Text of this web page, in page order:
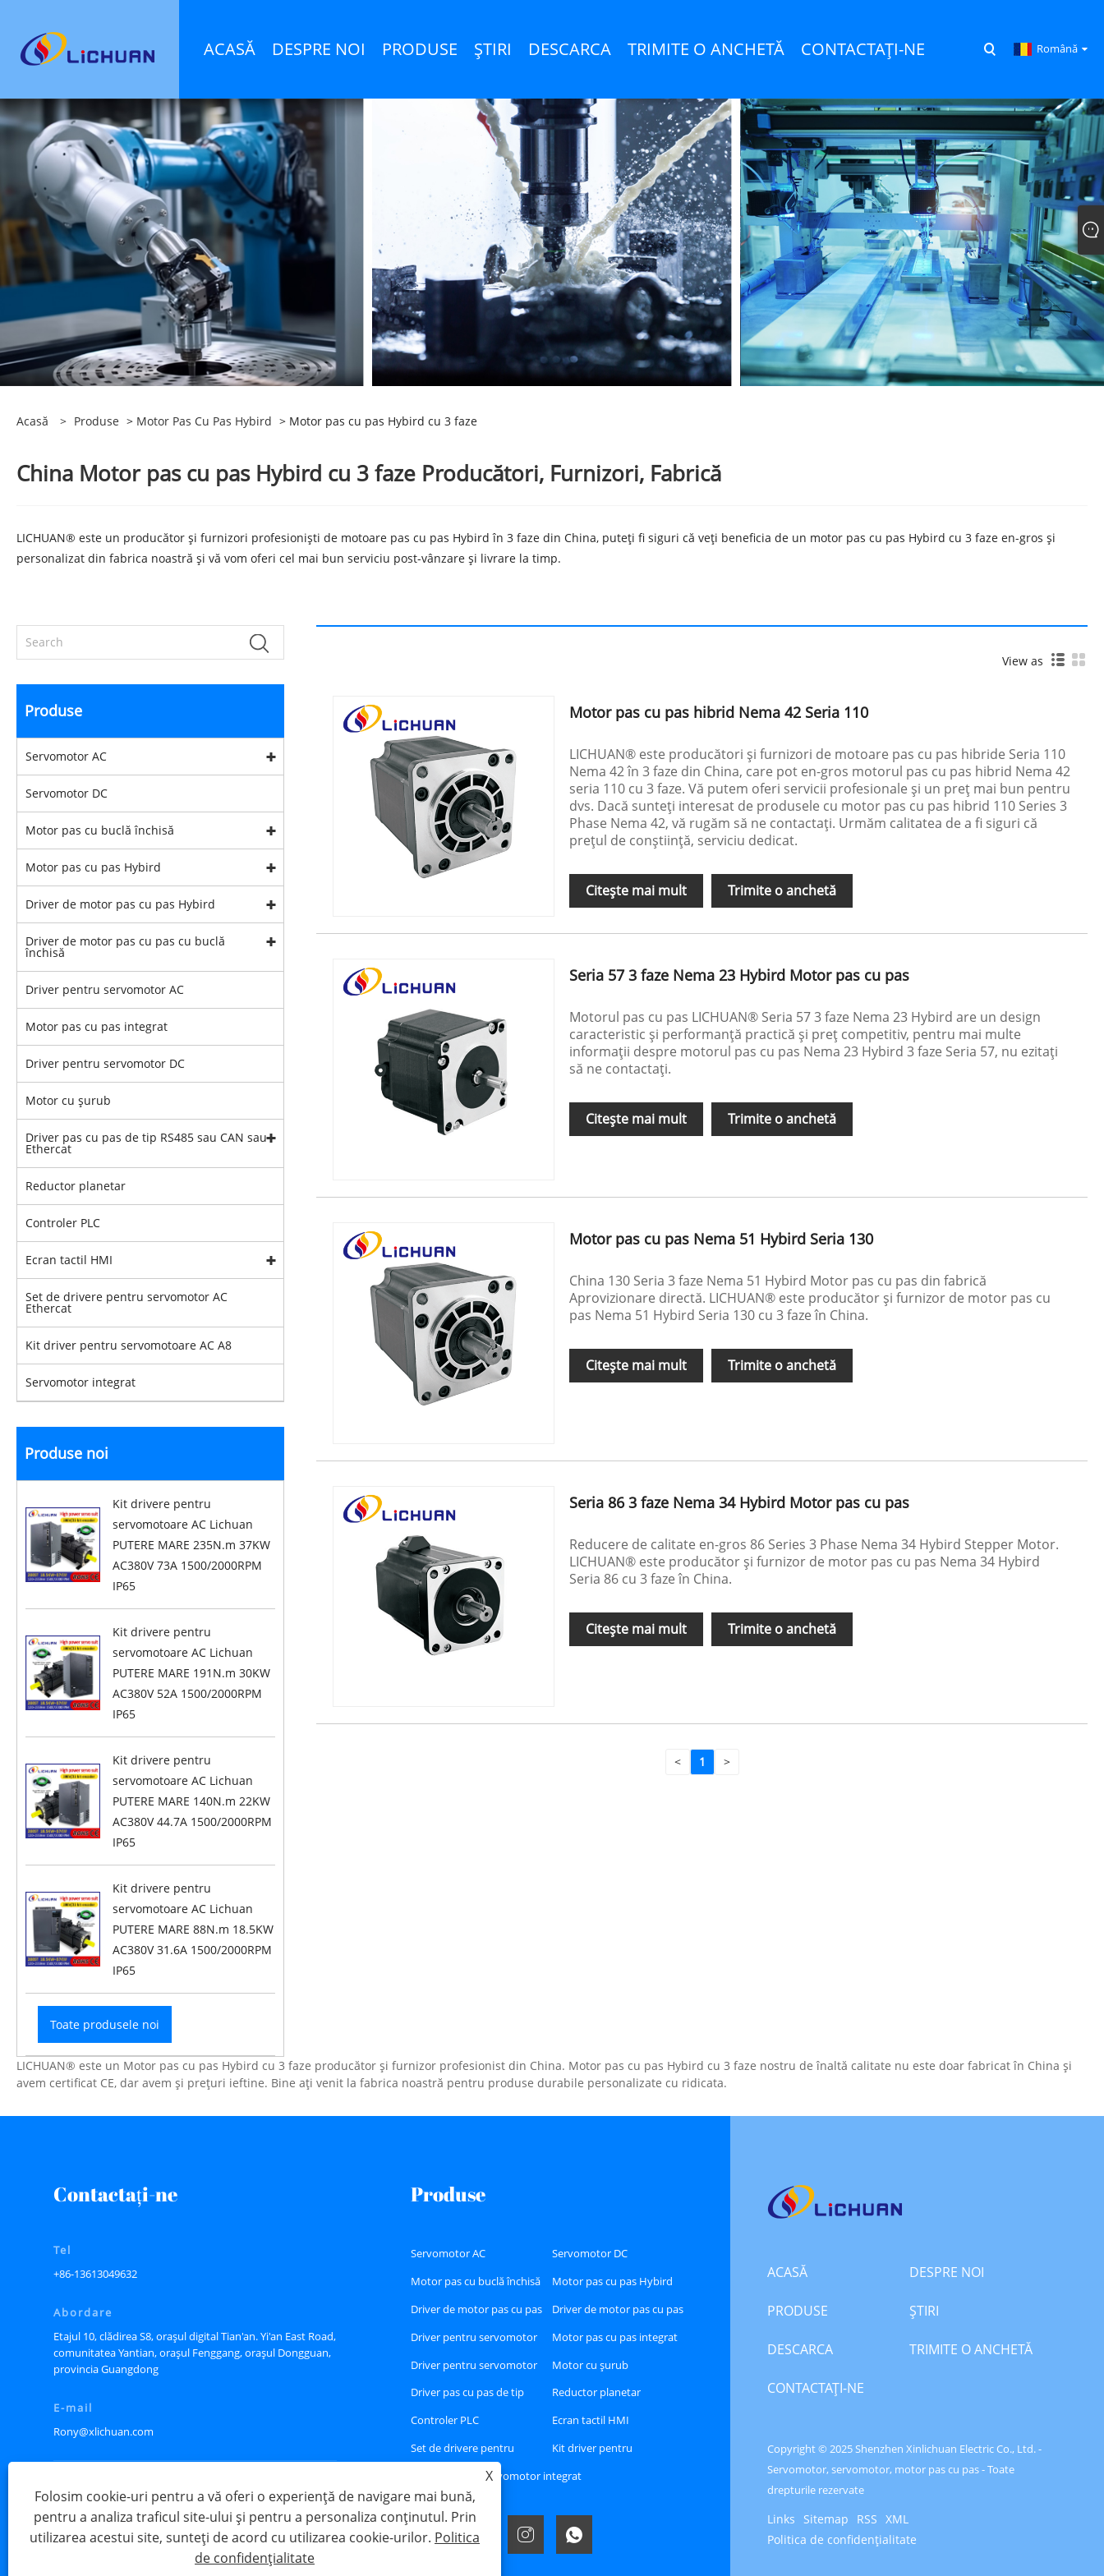
ACASĂ DESPRE NOI PRODUSE ŞTIRI DESCARCA TRIMITE O ANCHETĂ CONTACTAŢI-NE Română
Acasă > Produse > Motor Pas Cu Pas Hybird > Motor pas cu pas Hybird cu 3 faze
China Motor pas cu pas Hybird cu 3 faze Producători, Furnizori, Fabrică
LICHUAN® este un producător și furnizori profesioniști de motoare pas cu pas Hybird în 3 faze din China, puteți fi siguri că veți beneficia de un motor pas cu pas Hybird cu 3 faze en-gros și
personalizat din fabrica noastră și vă vom oferi cel mai bun serviciu post-vânzare și livrare la timp.
Produse
Servomotor AC
Servomotor DC
Motor pas cu buclă închisă
Motor pas cu pas Hybird
Driver de motor pas cu pas Hybird
Driver de motor pas cu pas cu buclă
închisă
Driver pentru servomotor AC
Motor pas cu pas integrat
Driver pentru servomotor DC
Motor cu șurub
Driver pas cu pas de tip RS485 sau CAN sau
Ethercat
Reductor planetar
Controler PLC
Ecran tactil HMI
Set de drivere pentru servomotor AC
Ethercat
Kit driver pentru servomotoare AC A8
Servomotor integrat
Produse noi
Kit drivere pentru
servomotoare AC Lichuan
PUTERE MARE 235N.m 37KW
AC380V 73A 1500/2000RPM
IP65
Kit drivere pentru
servomotoare AC Lichuan
PUTERE MARE 191N.m 30KW
AC380V 52A 1500/2000RPM
IP65
Kit drivere pentru
servomotoare AC Lichuan
PUTERE MARE 140N.m 22KW
AC380V 44.7A 1500/2000RPM
IP65
Kit drivere pentru
servomotoare AC Lichuan
PUTERE MARE 88N.m 18.5KW
AC380V 31.6A 1500/2000RPM
IP65
Toate produsele noi
View as
Motor pas cu pas hibrid Nema 42 Seria 110
LICHUAN® este producători și furnizori de motoare pas cu pas hibride Seria 110
Nema 42 în 3 faze din China, care pot en-gros motorul pas cu pas hibrid Nema 42
seria 110 cu 3 faze. Vă putem oferi servicii profesionale și un preț mai bun pentru
dvs. Dacă sunteți interesat de produsele cu motor pas cu pas hibrid 110 Series 3
Phase Nema 42, vă rugăm să ne contactați. Urmăm calitatea de a fi siguri că
prețul de conștiință, serviciu dedicat.
Citeşte mai mult Trimite o anchetă
Seria 57 3 faze Nema 23 Hybird Motor pas cu pas
Motorul pas cu pas LICHUAN® Seria 57 3 faze Nema 23 Hybird are un design
caracteristic și performanță practică și preț competitiv, pentru mai multe
informații despre motorul pas cu pas Nema 23 Hybird 3 faze Seria 57, nu ezitați
să ne contactați.
Citeşte mai mult Trimite o anchetă
Motor pas cu pas Nema 51 Hybird Seria 130
China 130 Seria 3 faze Nema 51 Hybird Motor pas cu pas din fabrică
Aprovizionare directă. LICHUAN® este producător și furnizor de motor pas cu
pas Nema 51 Hybird Seria 130 cu 3 faze în China.
Citeşte mai mult Trimite o anchetă
Seria 86 3 faze Nema 34 Hybird Motor pas cu pas
Reducere de calitate en-gros 86 Series 3 Phase Nema 34 Hybird Stepper Motor.
LICHUAN® este producător și furnizor de motor pas cu pas Nema 34 Hybird
Seria 86 cu 3 faze în China.
Citeşte mai mult Trimite o anchetă
< 1 >
LICHUAN® este un Motor pas cu pas Hybird cu 3 faze producător și furnizor profesionist din China. Motor pas cu pas Hybird cu 3 faze nostru de înaltă calitate nu este doar fabricat în China și
avem certificat CE, dar avem și prețuri ieftine. Bine ați venit la fabrica noastră pentru produse durabile personalizate cu ridicata.
Contactaţi-ne
Tel
+86-13613049632
Abordare
Etajul 10, clădirea S8, orașul digital Tian'an. Yi'an East Road,
comunitatea Yantian, orașul Fenggang, orașul Dongguan,
provincia Guangdong
E-mail
Rony@xlichuan.com
Produse
Servomotor AC
Servomotor DC
Motor pas cu buclă închisă
Motor pas cu pas Hybird
Driver de motor pas cu pas
Hybird
Driver de motor pas cu pas
cu buclă închisă
Driver pentru servomotor
AC
Motor pas cu pas integrat
Driver pentru servomotor
DC
Motor cu șurub
Driver pas cu pas de tip
RS485 sau CAN sau Ethercat
Reductor planetar
Controler PLC
Ecran tactil HMI
Set de drivere pentru
servomotor AC Ethercat
Kit driver pentru
servomotoare AC A8
Servomotor integrat
ACASĂ DESPRE NOI
PRODUSE ŞTIRI
DESCARCA TRIMITE O ANCHETĂ
CONTACTAŢI-NE
Copyright © 2025 Shenzhen Xinlichuan Electric Co., Ltd. -
Servomotor, servomotor, motor pas cu pas - Toate
drepturile rezervate
Links Sitemap RSS XML
Politica de confidențialitate
X
Folosim cookie-uri pentru a vă oferi o experiență de navigare mai bună,
pentru a analiza traficul site-ului și pentru a personaliza conținutul. Prin
utilizarea acestui site, sunteți de acord cu utilizarea cookie-urilor. Politica
de confidențialitate